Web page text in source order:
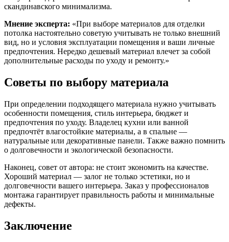
скандинавского минимализма.
Мнение эксперта: «При выборе материалов для отделки
потолка настоятельно советую учитывать не только внешний
вид, но и условия эксплуатации помещения и ваши личные
предпочтения. Нередко дешевый материал влечет за собой
дополнительные расходы по уходу и ремонту.»
Советы по выбору материала
При определении подходящего материала нужно учитывать
особенности помещения, стиль интерьера, бюджет и
предпочтения по уходу. Владелец кухни или ванной
предпочтёт влагостойкие материалы, а в спальне —
натуральные или декоративные панели. Также важно помнить
о долговечности и экологической безопасности.
Наконец, совет от автора: не стоит экономить на качестве.
Хороший материал — залог не только эстетики, но и
долговечности вашего интерьера. Заказ у профессионалов
монтажа гарантирует правильность работы и минимальные
дефекты.
Заключение